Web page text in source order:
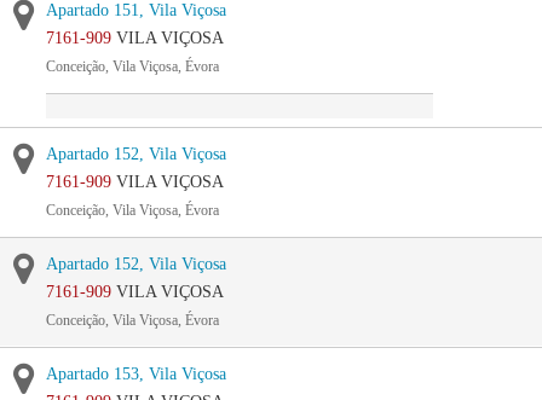
Apartado 151, Vila Viçosa
7161-909 VILA VIÇOSA
Conceição, Vila Viçosa, Évora
Apartado 152, Vila Viçosa
7161-909 VILA VIÇOSA
Conceição, Vila Viçosa, Évora
Apartado 152, Vila Viçosa
7161-909 VILA VIÇOSA
Conceição, Vila Viçosa, Évora
Apartado 153, Vila Viçosa